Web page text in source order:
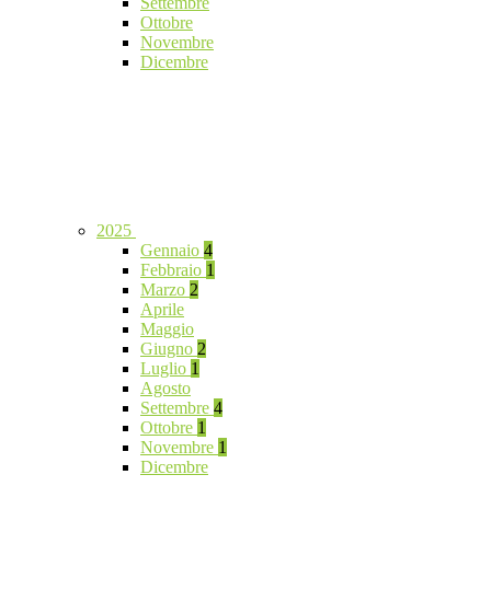
Ottobre
Novembre
Dicembre
2025
Gennaio 4
Febbraio 1
Marzo 2
Aprile
Maggio
Giugno 2
Luglio 1
Agosto
Settembre 4
Ottobre 1
Novembre 1
Dicembre